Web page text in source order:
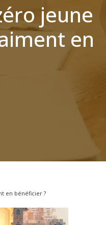
jeune
en
en bénéficier ?